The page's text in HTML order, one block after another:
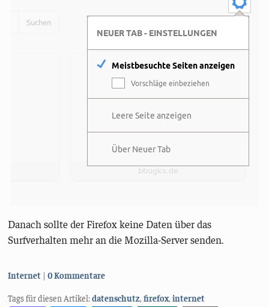
Danach sollte der Firefox keine Daten über das
Surfverhalten mehr an die Mozilla-Server senden.
Kategorien:
Internet 0 Kommentare
Tags für diesen Artikel:datenschutz,firefox,internet